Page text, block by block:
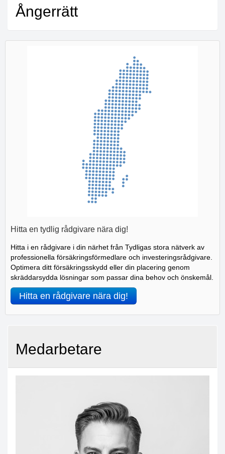
Ångerrätt
Hitta en tydlig rådgivare nära dig!
Hitta i en rådgivare i din närhet från Tydligas stora nätverk av
professionella försäkringsförmedlare och investeringsrådgivare.
Optimera ditt försäkringsskydd eller din placering genom
skräddarsydda lösningar som passar dina behov och önskemål.
Hitta en rådgivare nära dig!
Medarbetare